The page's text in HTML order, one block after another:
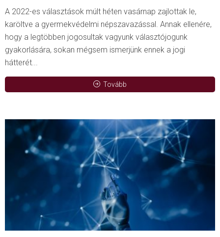
A 2022-es választások múlt héten vasárnap zajlottak le,
karöltve a gyermekvédelmi népszavazással. Annak ellenére,
hogy a legtöbben jogosultak vagyunk választójogunk
gyakorlására, sokan mégsem ismerjünk ennek a jogi
hátterét...
Tovább